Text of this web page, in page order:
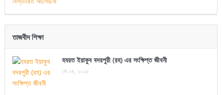
তাজবীদ শিক্ষা
হযরত ইয়াকুব বদরপুরী (রহ) এর সংক্ষিপ্ত জীবনী
মে ০৪, ২০১৯